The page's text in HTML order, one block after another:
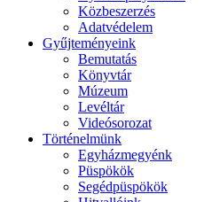
Közbeszerzés
Adatvédelem
Gyűjteményeink
Bemutatás
Könyvtár
Múzeum
Levéltár
Videósorozat
Történelmünk
Egyházmegyénk
Püspökök
Segédpüspökök